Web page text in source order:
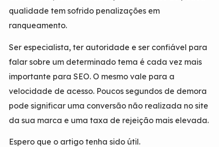
qualidade tem sofrido penalizações em
ranqueamento.
Ser especialista, ter autoridade e ser confiável para
falar sobre um determinado tema é cada vez mais
importante para SEO. O mesmo vale para a
velocidade de acesso. Poucos segundos de demora
pode significar uma conversão não realizada no site
da sua marca e uma taxa de rejeição mais elevada.
Espero que o artigo tenha sido útil.